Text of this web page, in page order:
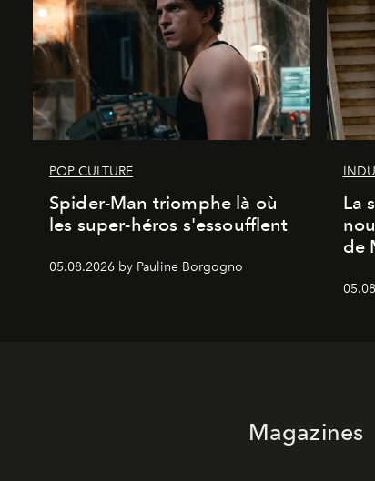
POP CULTURE
Spider-Man triomphe là où
les super-héros s'essoufflent
05.08.2026 by Pauline Borgogno
La
de
Magazines